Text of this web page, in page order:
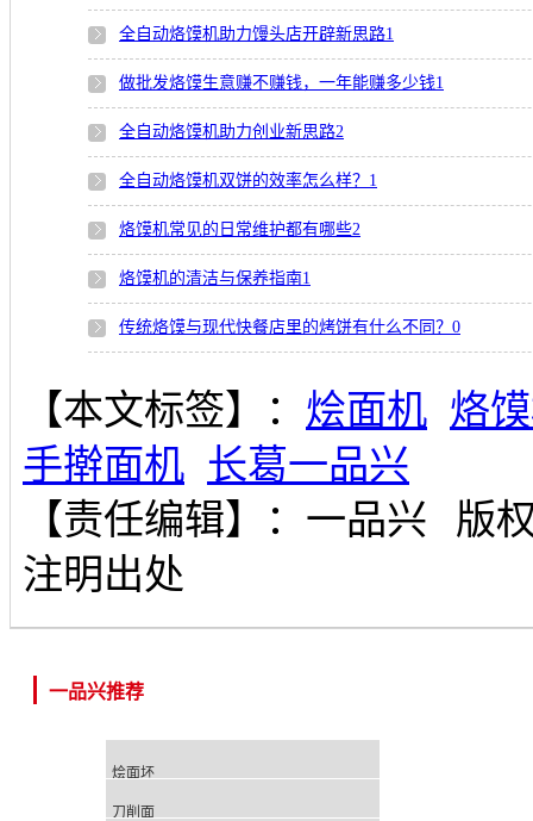
全自动烙馍机助力馒头店开辟新思路1
做批发烙馍生意赚不赚钱，一年能赚多少钱1
全自动烙馍机助力创业新思路2
全自动烙馍机双饼的效率怎么样？ 1
烙馍机常见的日常维护都有哪些2
烙馍机的清洁与保养指南1
传统烙馍与现代快餐店里的烤饼有什么不同？ 0
【本文标签】： 烩面机 烙
手擀面机 长葛一品兴
【责任编辑】： 一品兴
版
注明出处
一品兴推荐
烩面坯
刀削面